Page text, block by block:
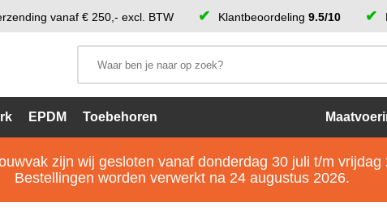
vanaf € 250,- excl. BTW Klantbeoordeling 9.5/10
EPDM Toebehoren
zijn wij gesloten vanaf donderdag 30 juli t/m vrijdag
Bestellingen worden verwerkt na 24 augustus 2026.